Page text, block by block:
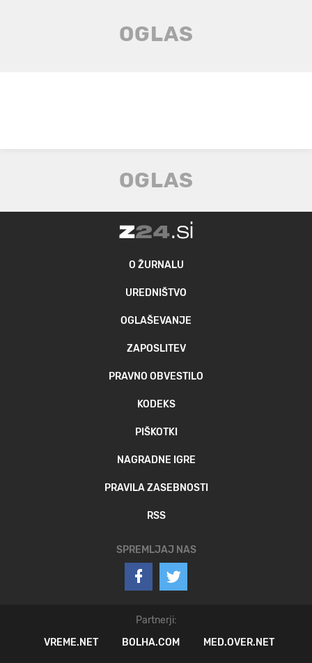
O ŽURNALU
UREDNIŠTVO
OGLAŠEVANJE
ZAPOSLITEV
PRAVNO OBVESTILO
KODEKS
PIŠKOTKI
NAGRADNE IGRE
PRAVILA ZASEBNOSTI
RSS
SPREMLJAJ NAS
Partnerji:
VREME.NET
BOLHA.COM MED.OVER.NET